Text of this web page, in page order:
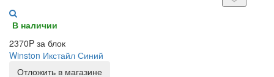
В наличии
2370P за блок
Winston Икстайл Синий
Отложить в магазине